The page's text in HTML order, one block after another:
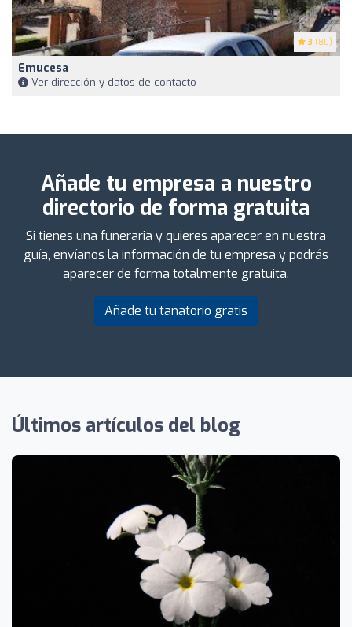
3 (80)
Emucesa
Ver dirección y datos de contacto
Añade tu empresa a nuestro
directorio de forma gratuita
Si tienes una funeraria y quieres aparecer en nuestra
guía, envíanos la información de tu empresa y podrás
aparecer de forma totalmente gratuita.
Añade tu tanatorio gratis
Últimos artículos del blog